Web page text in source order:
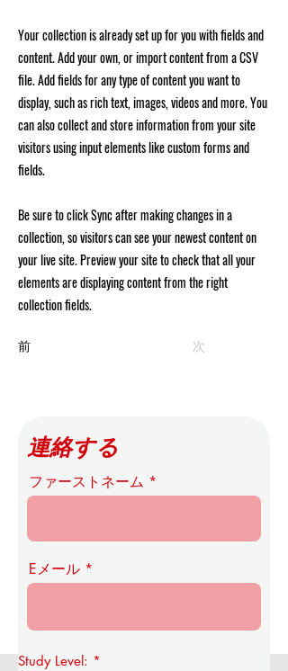
Your collection is already set up for you with fields and
content. Add your own, or import content from a CSV
file. Add fields for any type of content you want to
display, such as rich text, images, videos and more. You
can also collect and store information from your site
visitors using input elements like custom forms and
fields.
Be sure to click Sync after making changes in a
collection, so visitors can see your newest content on
your live site. Preview your site to check that all your
elements are displaying content from the right
collection fields.
前 次
連絡する
ファーストネーム
Eメール
Study Level: *